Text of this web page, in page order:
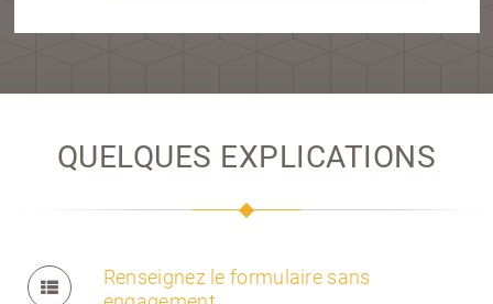
QUELQUES EXPLICATIONS
Renseignez le formulaire sans